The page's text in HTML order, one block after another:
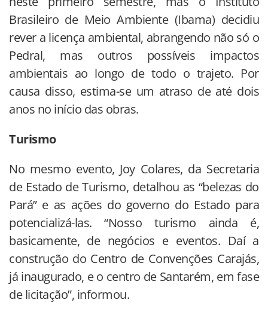
Brasileiro de Meio Ambiente (Ibama) decidiu
rever a licença ambiental, abrangendo não só o
Pedral, mas outros possíveis impactos
ambientais ao longo de todo o trajeto. Por
causa disso, estima-se um atraso de até dois
anos no início das obras.
Turismo
No mesmo evento, Joy Colares, da Secretaria
de Estado de Turismo, detalhou as “belezas do
Pará” e as ações do governo do Estado para
potencializá-las. “Nosso turismo ainda é,
basicamente, de negócios e eventos. Daí a
construção do Centro de Convenções Carajás,
já inaugurado, e o centro de Santarém, em fase
de licitação”, informou.